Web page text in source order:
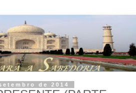
de 2014